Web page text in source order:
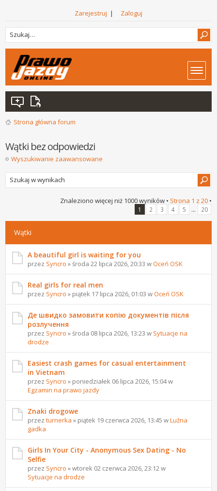
Zarejestruj | Zaloguj
Strona główna forum
Wątki bez odpowiedzi
Wyszukiwanie zaawansowane
Znaleziono więcej niż 1000 wyników • Strona 1 z 20•
1 2 3 4 5 ... 20
Wątki
A beautiful girl is waiting for you
przez Syncro » środa 22 lipca 2026, 20:33 wOceń OSK
Real girls for real men
przez Syncro » piątek 17 lipca 2026, 01:03 wOceń OSK
Де швидко замовити копію документів після
розлучення
przez Syncro » środa 08 lipca 2026, 13:23 w Sytuacje na
drodze
Easiest crash games for casual entertainment
in Vietnam
przez Syncro » poniedziałek 06 lipca 2026, 15:04 w
Egzamin na prawo jazdy
Znaki drogowe
przezturnerka » piątek 19 czerwca 2026, 13:45 wLuźna
gadka
Girls In Your City - Anonymous Sex Dating - No
Selfie
przez Syncro » wtorek 02 czerwca 2026, 23:12 w
Sytuacje na drodze